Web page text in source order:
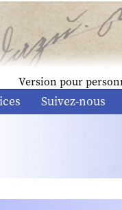
Version pour
Suivez-nous